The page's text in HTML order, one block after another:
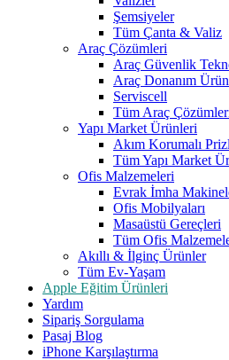
Şemsiyeler
Tüm Çanta & Valiz
Araç Çözümleri
Araç Güvenlik
Araç Donanım
Serviscell
Tüm Araç
Yapı Market Ürünleri
Akım Korumalı
Tüm Yapı Market
Ofis Malzemeleri
Evrak İmha
Ofis Mobilyaları
Masaüstü Gereçleri
Tüm Ofis
Akıllı & İlginç Ürünler
Tüm Ev-Yaşam
Apple Eğitim Ürünleri
Yardım
Sipariş Sorgulama
Pasaj Blog
iPhone Karşılaştırma